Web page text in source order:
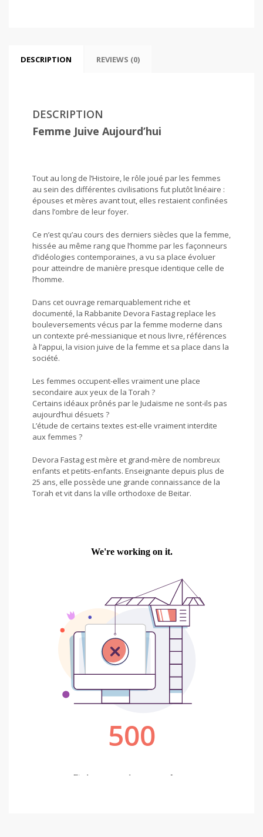
DESCRIPTION REVIEWS (0)
DESCRIPTION
Femme Juive Aujourd’hui
Tout au long de l’Histoire, le rôle joué par les femmes
au sein des différentes civilisations fut plutôt linéaire :
épouses et mères avant tout, elles restaient confinées
dans l’ombre de leur foyer.
Ce n’est qu’au cours des derniers siècles que la femme,
hissée au même rang que l’homme par les façonneurs
d’idéologies contemporaines, a vu sa place évoluer
pour atteindre de manière presque identique celle de
l’homme.
Dans cet ouvrage remarquablement riche et
documenté, la Rabbanite Devora Fastag replace les
bouleversements vécus par la femme moderne dans
un contexte pré-messianique et nous livre, références
à l’appui, la vision juive de la femme et sa place dans la
société.
Les femmes occupent-elles vraiment une place
secondaire aux yeux de la Torah ?
Certains idéaux prônés par le Judaïsme ne sont-ils pas
aujourd’hui désuets ?
L’étude de certains textes est-elle vraiment interdite
aux femmes ?
Devora Fastag est mère et grand-mère de nombreux
enfants et petits-enfants. Enseignante depuis plus de
25 ans, elle possède une grande connaissance de la
Torah et vit dans la ville orthodoxe de Beitar.